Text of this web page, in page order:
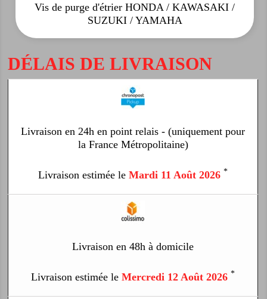
Vis de purge d'étrier HONDA / KAWASAKI /
SUZUKI / YAMAHA
DÉLAIS DE LIVRAISON
Livraison en 24h en point relais - (uniquement pour
la France Métropolitaine)
Livraison estimée le Mardi 11 Août 2026 *
Livraison en 48h à domicile
Livraison estimée le Mercredi 12 Août 2026 *